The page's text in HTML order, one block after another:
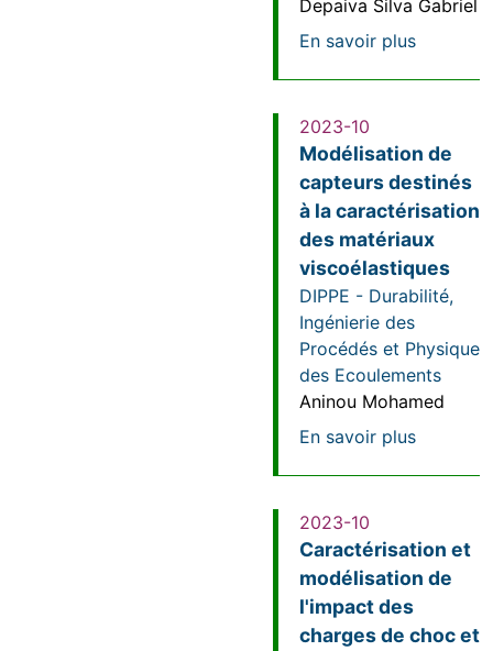
Depaiva Silva Gabriel
En savoir plussur
2023-10
Modélisation de
capteurs destinés
à la caractérisation
des matériaux
viscoélastiques
DIPPE - Durabilité,
Ingénierie des
Procédés et Physique
des Ecoulements
Aninou Mohamed
En savoir plussur
2023-10
Caractérisation et
modélisation de
l'impact des
charges de choc et